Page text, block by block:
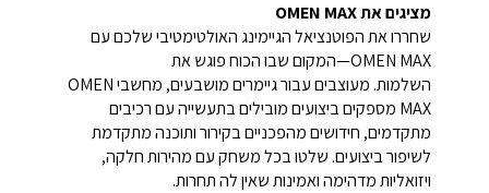
מציגים את OMEN MAX
שחררו את הפוטנציאל הגיימינג האולטימטיבי שלכם עם
OMEN MAX—המקום שבו הכוח פוגש את
השלמות. מעוצבים עבור גיימרים מושבעים, מחשבי OMEN
MAX מספקים ביצועים מובילים בתעשייה עם רכיבים
מתקדמים, חידושים מהפכניים בקירור ותוכנה מתקדמת
לשיפור ביצועים. שלטו בכל משחק עם מהירות חלקה,
ויזואליות מדהימה ואמינות שאין לה תחרות.